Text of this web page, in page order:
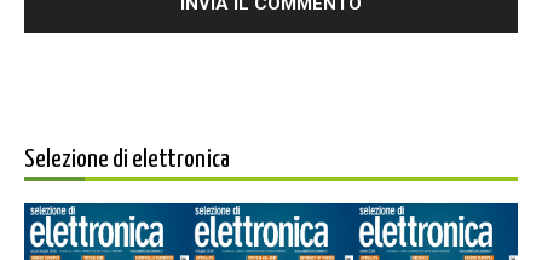
Selezione di elettronica